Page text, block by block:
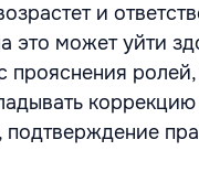
и
это может уйти
прояснения
подтверждение